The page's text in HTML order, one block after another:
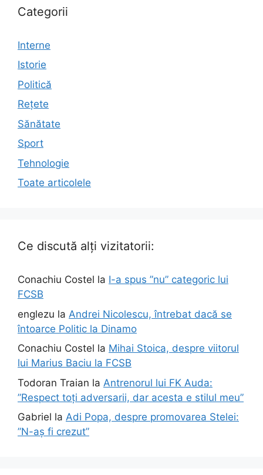
Categorii
Interne
Istorie
Politică
Rețete
Sănătate
Sport
Tehnologie
Toate articolele
Ce discută alți vizitatorii:
Conachiu Costel la I-a spus ”nu” categoric lui
FCSB
englezu la Andrei Nicolescu, întrebat dacă se
întoarce Politic la Dinamo
Conachiu Costel la Mihai Stoica, despre viitorul
lui Marius Baciu la FCSB
Todoran Traian la Antrenorul lui FK Auda:
”Respect toți adversarii, dar acesta e stilul meu”
Gabriel la Adi Popa, despre promovarea Stelei:
”N-aș fi crezut”